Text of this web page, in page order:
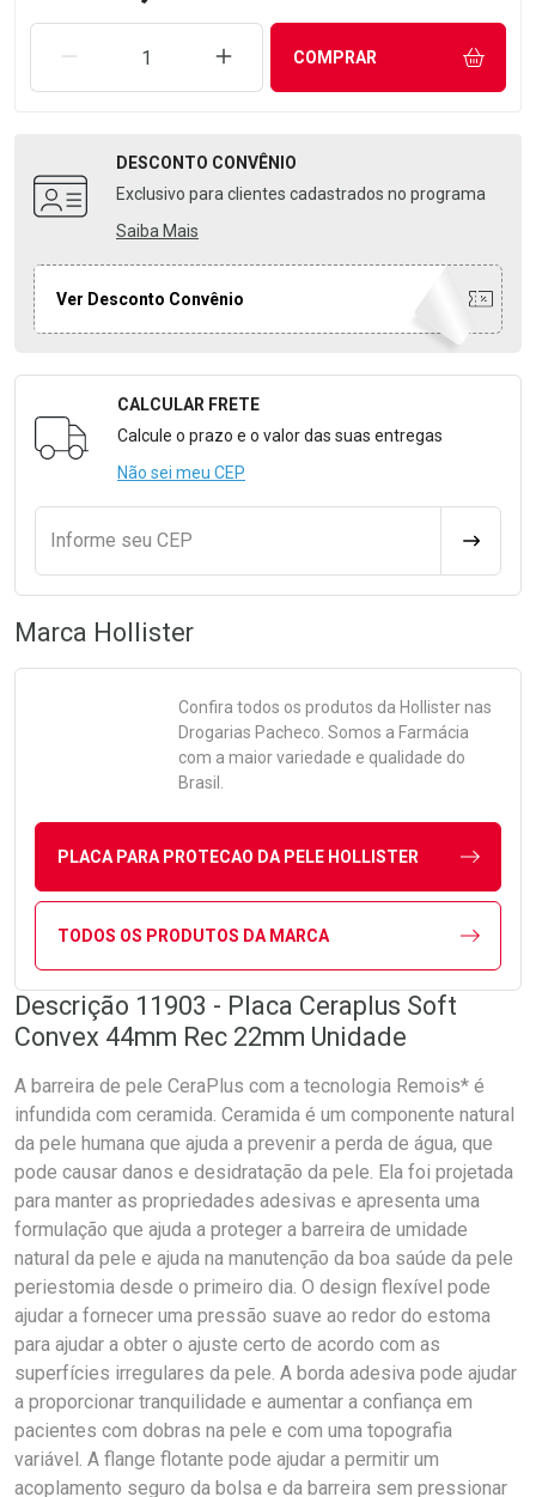
REMOVER UMA UNIDADEAUMENTAR UMA UNIDADE
COMPRAR
DESCONTO CONVÊNIO
Exclusivo para clientes cadastrados no programa
Saiba Mais
Ver Desconto Convênio
Formulário para Calcular o Frete
CALCULAR FRETE
Calcule o prazo e o valor das suas entregas
Não sei meu CEP
Informe seu CEP
Marca Hollister
Confira todos os produtos da Hollisternas
Drogarias Pacheco. Somos a Farmácia
com a maior variedade e qualidade do
Brasil.
PLACA PARA PROTECAO DA PELE HOLLISTER
TODOS OS PRODUTOS DA MARCA
Descrição 11903 - Placa Ceraplus Soft
Convex 44mm Rec 22mm Unidade
A barreira de pele CeraPlus com a tecnologia Remois* é
infundida com ceramida. Ceramida é um componente natural
da pele humana que ajuda a prevenir a perda de água, que
pode causar danos e desidratação da pele. Ela foi projetada
para manter as propriedades adesivas e apresenta uma
formulação que ajuda a proteger a barreira de umidade
natural da pele e ajuda na manutenção da boa saúde da pele
periestomia desde o primeiro dia. O design flexível pode
ajudar a fornecer uma pressão suave ao redor do estoma
para ajudar a obter o ajuste certo de acordo com as
superfícies irregulares da pele. A borda adesiva pode ajudar
a proporcionar tranquilidade e aumentar a confiança em
pacientes com dobras na pele e com uma topografia
variável. A flange flotante pode ajudar a permitir um
acoplamento seguro da bolsa e da barreira sem pressionar